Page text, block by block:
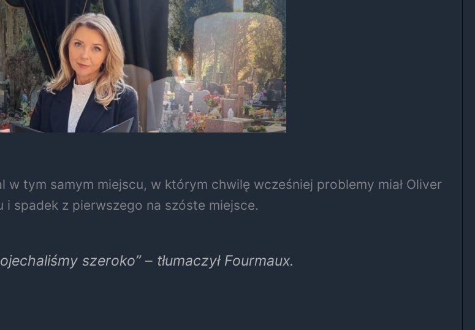
w tym samym miejscu, w którym chwilę wcześniej problemy miał Oliver
spadek z pierwszego na szóste miejsce.
szeroko” – tłumaczył Fourmaux.